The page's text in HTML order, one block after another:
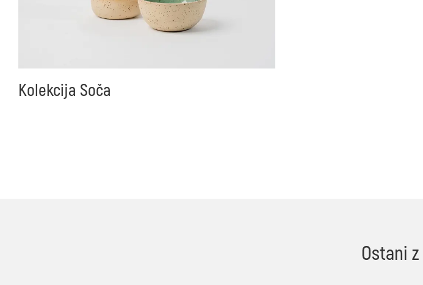
Kolekcija Soča
Ostani